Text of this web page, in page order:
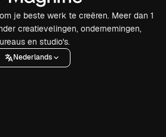
je beste werk te creëren. Meer dan 1
creatievelingen, ondernemingen,
en studio's.
Nederlands